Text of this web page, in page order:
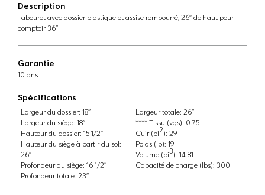
Description
Tabouret avec dossier plastique et assise rembourré, 26'' de haut pour
comptoir 36''
Garantie
10 ans
Spécifications
Largeur du dossier: 18''
Largeur du siège: 18''
Hauteur du dossier: 15 1/2''
Hauteur du siège à partir du sol:
26''
Profondeur du siège: 16 1/2''
Profondeur totale: 23''
Largeur totale: 26''
**** Tissu (vgs): 0.75
Cuir (pi2): 29
Poids (lb): 19
Volume (pi3): 14.81
Capacité de charge (lbs): 300